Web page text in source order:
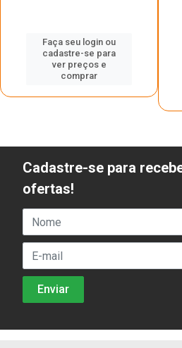
Faça seu login ou
cadastre-se para
ver preços e
comprar
Cadastre-se para
ofertas!